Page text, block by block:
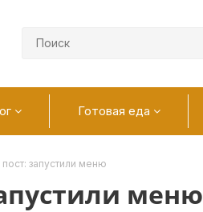
Готовая еда
запустили меню
меню